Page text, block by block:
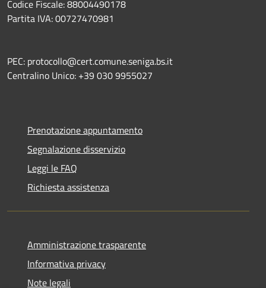
Codice Fiscale: 88004490178
Partita IVA: 00727470981
PEC: protocollo@cert.comune.seniga.bs.it
Centralino Unico: +39 030 9955027
Prenotazione appuntamento
Segnalazione disservizio
Leggi le FAQ
Richiesta assistenza
Amministrazione trasparente
Informativa privacy
Note legali